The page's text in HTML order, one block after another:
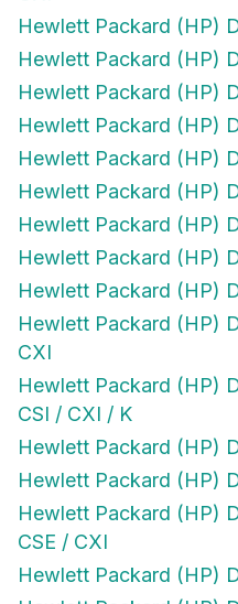
Hewlett Packard (HP)
Hewlett Packard (HP)
Hewlett Packard (HP)
Hewlett Packard (HP)
Hewlett Packard (HP)
Hewlett Packard (HP)
Hewlett Packard (HP)
Hewlett Packard (HP)
Hewlett Packard (HP)
Hewlett Packard (HP)
CXI
Hewlett Packard (HP)
CSI / CXI / K
Hewlett Packard (HP)
Hewlett Packard (HP)
Hewlett Packard (HP)
CSE / CXI
Hewlett Packard (HP)